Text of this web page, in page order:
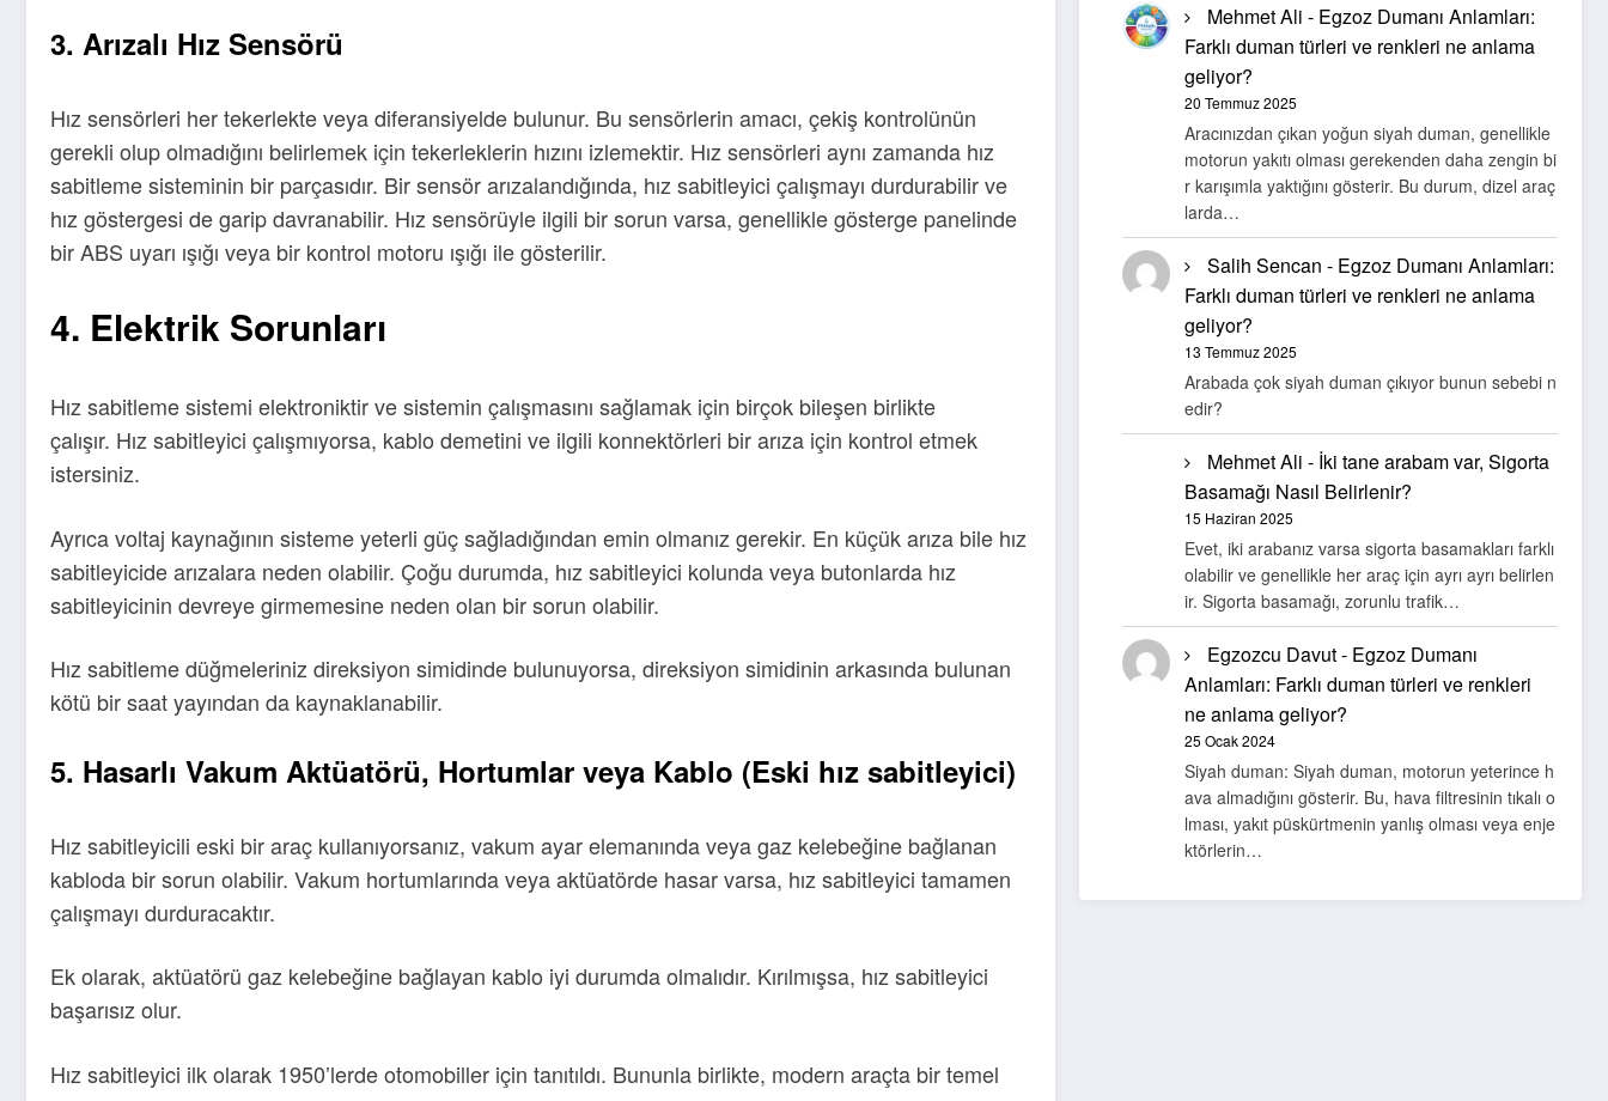
3. Arızalı Hız Sensörü
Hız sensörleri her tekerlekte veya diferansiyelde bulunur. Bu sensörlerin amacı, çekiş kontrolünün
gerekli olup olmadığını belirlemek için tekerleklerin hızını izlemektir. Hız sensörleri aynı zamanda hız
sabitleme sisteminin bir parçasıdır. Bir sensör arızalandığında, hız sabitleyici çalışmayı durdurabilir ve
hız göstergesi de garip davranabilir. Hız sensörüyle ilgili bir sorun varsa, genellikle gösterge panelinde
bir ABS uyarı ışığı veya bir kontrol motoru ışığı ile gösterilir.
4. Elektrik Sorunları
Hız sabitleme sistemi elektroniktir ve sistemin çalışmasını sağlamak için birçok bileşen birlikte
çalışır. Hız sabitleyici çalışmıyorsa, kablo demetini ve ilgili konnektörleri bir arıza için kontrol etmek
istersiniz.
Ayrıca voltaj kaynağının sisteme yeterli güç sağladığından emin olmanız gerekir. En küçük arıza bile hız
sabitleyicide arızalara neden olabilir. Çoğu durumda, hız sabitleyici kolunda veya butonlarda hız
sabitleyicinin devreye girmemesine neden olan bir sorun olabilir.
Hız sabitleme düğmeleriniz direksiyon simidinde bulunuyorsa, direksiyon simidinin arkasında bulunan
kötü bir saat yayından da kaynaklanabilir.
5. Hasarlı Vakum Aktüatörü, Hortumlar veya Kablo (Eski hız sabitleyici)
Hız sabitleyicili eski bir araç kullanıyorsanız, vakum ayar elemanında veya gaz kelebeğine bağlanan
kabloda bir sorun olabilir. Vakum hortumlarında veya aktüatörde hasar varsa, hız sabitleyici tamamen
çalışmayı durduracaktır.
Ek olarak, aktüatörü gaz kelebeğine bağlayan kablo iyi durumda olmalıdır. Kırılmışsa, hız sabitleyici
başarısız olur.
Hız sabitleyici ilk olarak 1950’lerde otomobiller için tanıtıldı. Bununla birlikte, modern araçta bir temel
Mehmet Ali - Egzoz Dumanı Anlamları:
Farklı duman türleri ve renkleri ne anlama
geliyor?
20 Temmuz 2025
Aracınızdan çıkan yoğun siyah duman, genellikle
motorun yakıtı olması gerekenden daha zengin bi
r karışımla yaktığını gösterir. Bu durum, dizel araç
larda…
Salih Sencan - Egzoz Dumanı Anlamları:
Farklı duman türleri ve renkleri ne anlama
geliyor?
13 Temmuz 2025
Arabada çok siyah duman çıkıyor bunun sebebi n
edir?
Mehmet Ali - İki tane arabam var, Sigorta
Basamağı Nasıl Belirlenir?
15 Haziran 2025
Evet, iki arabanız varsa sigorta basamakları farklı
olabilir ve genellikle her araç için ayrı ayrı belirlen
ir. Sigorta basamağı, zorunlu trafik…
Egzozcu Davut- Egzoz Dumanı
Anlamları: Farklı duman türleri ve renkleri
ne anlama geliyor?
25 Ocak 2024
Siyah duman: Siyah duman, motorun yeterince h
ava almadığını gösterir. Bu, hava filtresinin tıkalı o
lması, yakıt püskürtmenin yanlış olması veya enje
ktörlerin…